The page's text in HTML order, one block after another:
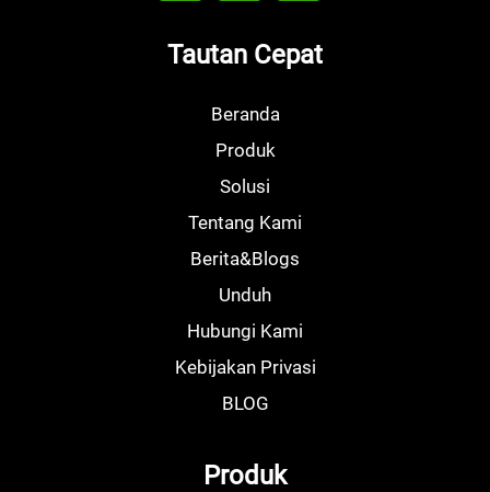
Tautan Cepat
Beranda
Produk
Solusi
Tentang Kami
Berita&Blogs
Unduh
Hubungi Kami
Kebijakan Privasi
BLOG
Produk